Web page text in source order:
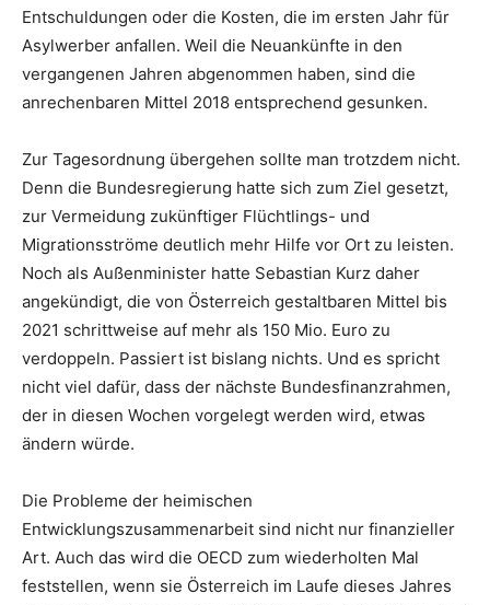
Entschuldungen oder die Kosten, die im ersten Jahr für
Asylwerber anfallen. Weil die Neuankünfte in den
vergangenen Jahren abgenommen haben, sind die
anrechenbaren Mittel 2018 entsprechend gesunken.
Zur Tagesordnung übergehen sollte man trotzdem nicht.
Denn die Bundesregierung hatte sich zum Ziel gesetzt,
zur Vermeidung zukünftiger Flüchtlings- und
Migrationsströme deutlich mehr Hilfe vor Ort zu leisten.
Noch als Außenminister hatte Sebastian Kurz daher
angekündigt, die von Österreich gestaltbaren Mittel bis
2021 schrittweise auf mehr als 150 Mio. Euro zu
verdoppeln. Passiert ist bislang nichts. Und es spricht
nicht viel dafür, dass der nächste Bundesfinanzrahmen,
der in diesen Wochen vorgelegt werden wird, etwas
ändern würde.
Die Probleme der heimischen
Entwicklungszusammenarbeit sind nicht nur finanzieller
Art. Auch das wird die OECD zum wiederholten Mal
feststellen, wenn sie Österreich im Laufe dieses Jahres